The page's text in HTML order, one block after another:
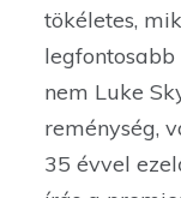
tökéletes,
nem Luke
reménység,
35 évvel